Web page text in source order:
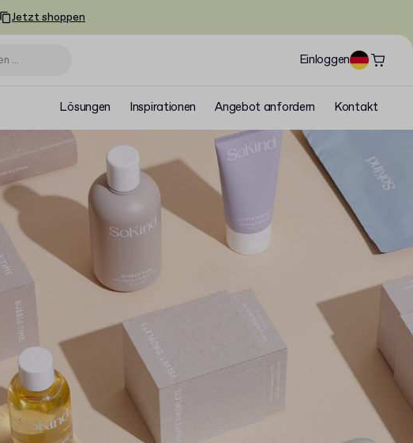
Jetzt shoppen
Einloggen
Lösungen Inspirationen Angebot anfordern Kontakt